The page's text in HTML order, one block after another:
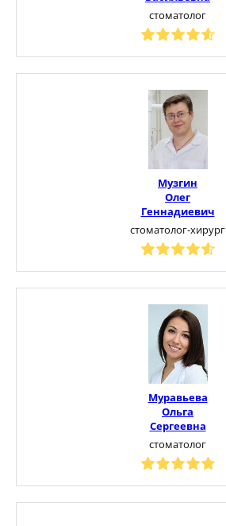
стоматолог
Музгин
Олег
Геннадиевич
стоматолог-хирург
Муравьева
Ольга
Сергеевна
стоматолог